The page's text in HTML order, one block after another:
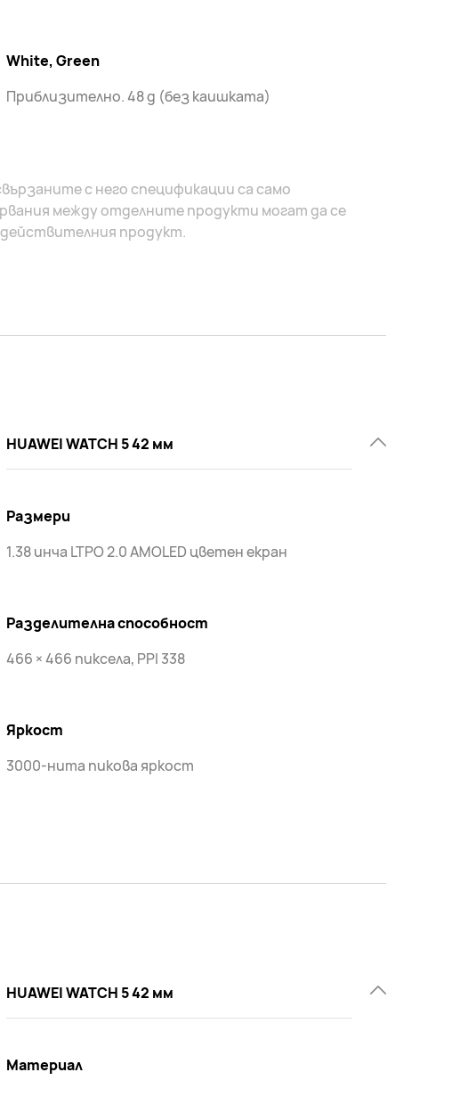
White, Green
Приблизително. 48 g (без каишката)
с него спецификации са само
между отделните продукти могат да се
продукт.
HUAWEI WATCH 5 42 мм
Размери
1.38 инча LTPO 2.0 AMOLED цветен екран
Разделителна способност
466 × 466 пиксела, PPI 338
Яркост
3000-нита пикова яркост
HUAWEI WATCH 5 42 мм
Материал